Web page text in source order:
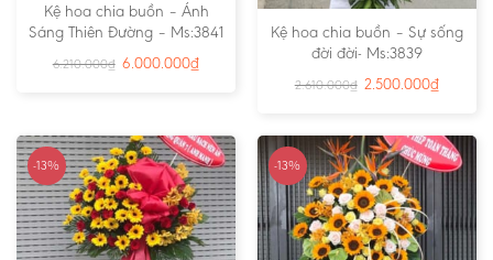
Kệ hoa chia buồn – Ánh
Sáng Thiên Đường – Ms:3841
6.210.000₫ 6.000.000₫
Kệ hoa chia buồn – Sự sống
đời đời- Ms:3839
2.610.000₫ 2.500.000₫
-13% -13%